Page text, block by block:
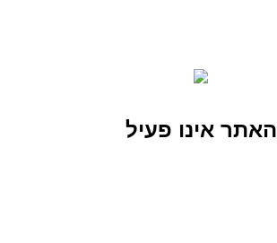
האתר אינו פעיל